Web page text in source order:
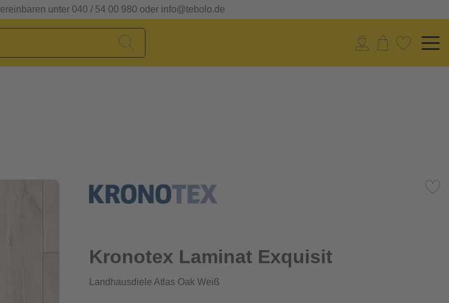
unter 040 / 54 00 980 oder info@tebolo.de
Kronotex Laminat Exquisit
Landhausdiele Atlas Oak Weiß